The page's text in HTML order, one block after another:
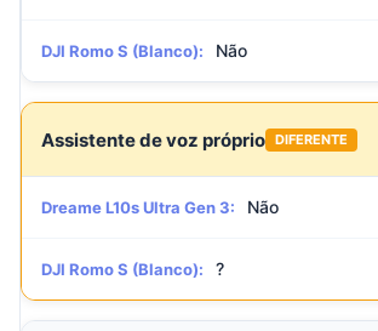
DJI Romo S (Blanco): Não
Assistente de voz próprio DIFERENTE
Dreame L10s Ultra Gen 3: Não
DJI Romo S (Blanco): ?